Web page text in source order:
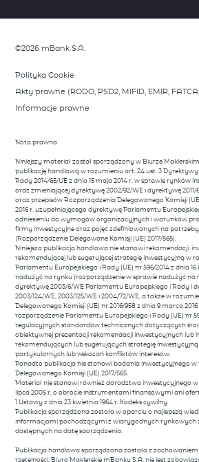
zobacz więcej
©2026 mBank S.A.
Polityka Cookie
Akty prawne (RODO, PSD2, MIFID, EMIR,
Informacje prawne
Nota prawna
Niniejszy materiał został sporządzony w Biurze
publikację handlową w rozumieniu art. 24 ust. 3
Rady 2014/65/UE z dnia 15 maja 2014 r. w sprawie rynków
oraz zmieniającej dyrektywę 2002/92/WE i dyrektywę 2011/
oraz przepisów Rozporządzenia Delegowanego Komisji
2016 r. uzupełniającego dyrektywę Parlamentu
odniesieniu do wymogów organizacyjnych i warunków
firmy inwestycyjne oraz pojęć zdefiniowanych na
(Rozporządzenie Delegowane Komisji (UE) 2017/565).
Niniejsza publikacja handlowa nie stanowi rekomendacji
rekomendującej lub sugerującej strategię inwestycyjną w
Parlamentu Europejskiego i Rady (UE) nr 596/2014 z dnia
nadużyć na rynku (rozporządzenie w sprawie nadużyć na
dyrektywę 2003/6/WE Parlamentu Europejskiego i Rady i
2003/124/WE, 2003/125/WE i 2004/72/WE, a także w
Delegowanego Komisji (UE) nr 2016/958 z dnia 9 marca
rozporządzenie Parlamentu Europejskiego i Rady (UE) nr
regulacyjnych standardów technicznych dotyczących
obiektywnej prezentacji rekomendacji inwestycyjnych lub
rekomendujących lub sugerujących strategię
partykularnych lub wskazań konfliktów interesów.
Ponadto publikacja nie stanowi badania inwestycyjnego
Delegowanego Komisji (UE) 2017/565.
Materiał nie stanowi również doradztwa inwestycyjnego
lipca 2005 r. o obrocie instrumentami finansowymi ani
1 Ustawy z dnia 23 kwietnia 1964 r. Kodeks cywilny.
Publikacja sporządzona została w oparciu o najlepszą
informacjami pochodzącymi z wiarygodnych rynkowych
dostępnych na datę sporządzenia.
Publikacja handlowa sporządzona została z
rzetelności. Biuro Maklerskie mBanku S.A. nie jest